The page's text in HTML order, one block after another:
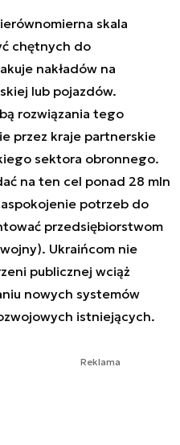
skala
chętnych do
nakładów na
lub pojazdów.
rozwiązania tego
przez kraje partnerskie
sektora obronnego.
na ten cel ponad 28 mln
potrzeb do
przedsiębiorstwom
Ukraińcom nie
publicznej wciąż
nowych systemów
istniejących.
Reklama